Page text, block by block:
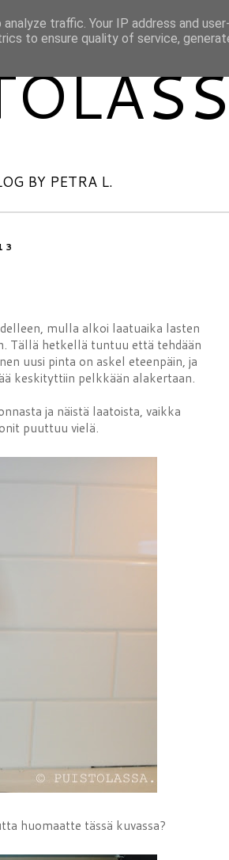
BY PETRA L.
mulla alkoi laatuaika lasten
Tällä hetkellä tuntuu että tehdään
uusi pinta on askel eteenpäin, ja
keskityttiin pelkkään alakertaan.
ja näistä laatoista, vaikka
puuttuu vielä.
huomaatte tässä kuvassa?
traffic. Your IP address and
to ensure quality of service,